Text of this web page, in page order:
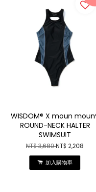
WISDOM® X moun
ROUND-NECK HALTER
SWIMSUIT
NT$ 3,680NT$ 2,208
加入購物車